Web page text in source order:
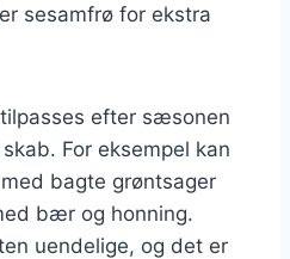
sesamfrø for ekstra
efter sæsonen
For eksempel kan
bagte grøntsager
bær og honning.
uendelige, og det er